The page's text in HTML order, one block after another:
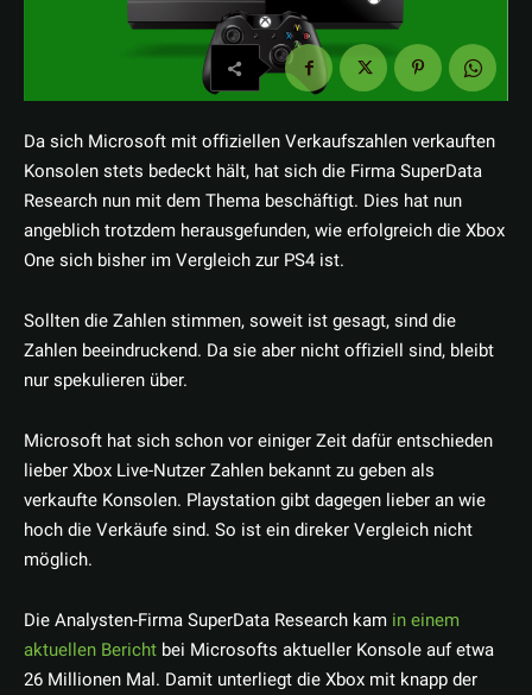
Da sich Microsoft mit offiziellen Verkaufszahlen verkauften
Konsolen stets bedeckt hält, hat sich die Firma SuperData
Research nun mit dem Thema beschäftigt. Dies hat nun
angeblich trotzdem herausgefunden, wie erfolgreich die Xbox
One sich bisher im Vergleich zur PS4 ist.
Sollten die Zahlen stimmen, soweit ist gesagt, sind die
Zahlen beeindruckend. Da sie aber nicht offiziell sind, bleibt
nur spekulieren über.
Microsoft hat sich schon vor einiger Zeit dafür entschieden
lieber Xbox Live-Nutzer Zahlen bekannt zu geben als
verkaufte Konsolen. Playstation gibt dagegen lieber an wie
hoch die Verkäufe sind. So ist ein direker Vergleich nicht
möglich.
Die Analysten-Firma SuperData Research kam in einem
aktuellen Bericht bei Microsofts aktueller Konsole auf etwa
26 Millionen Mal. Damit unterliegt die Xbox mit knapp der